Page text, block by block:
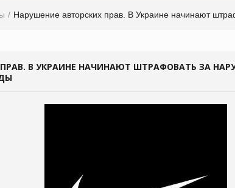
Нарушение авторских прав. В Украине начинают
В УКРАИНЕ НАЧИНАЮТ ШТРАФОВАТЬ ЗА